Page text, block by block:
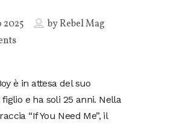
2025 byRebel Mag
è in attesa del suo
e ha soli 25 anni. Nella
“If You Need Me”, il